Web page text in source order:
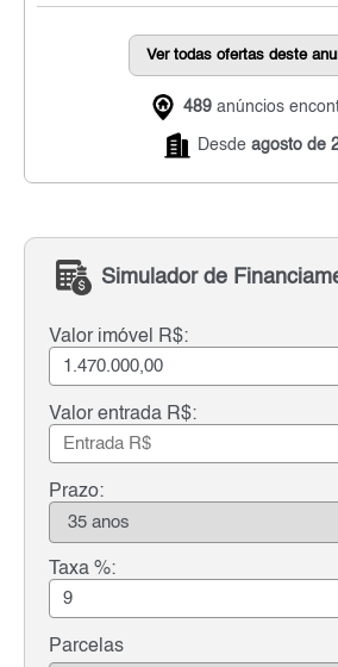
Ver todas ofertas deste
489 anúncios
Desde agosto de
Simulador de
Valor imóvel R$:
Valor entrada R$:
Prazo:
Taxa %:
Parcelas